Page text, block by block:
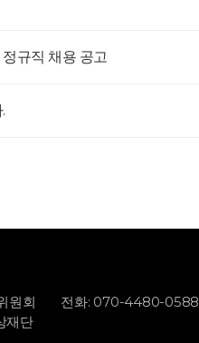
규직 채용 공고
원회
재단
전화: 070-4480-0588